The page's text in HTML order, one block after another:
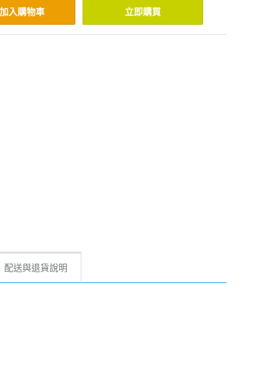
加入購物車 立即購買
配送與退貨說明